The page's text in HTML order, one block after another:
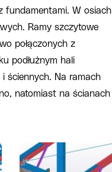
fundamentami. W osiach
Ramy szczytowe
połączonych z
podłużnym hali
i ściennych. Na ramach
natomiast na ścianach